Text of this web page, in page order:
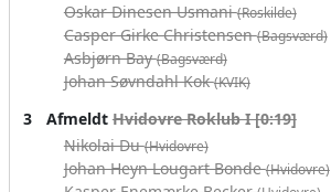
Oskar Dinesen Usmani(Roskilde)
Casper Girke Christensen(Bagsværd)
Asbjørn Bay(Bagsværd)
Johan Søvndahl Kok(KVIK)
3 AfmeldtHvidovre Roklub I [0:19]
Nikolai Du(Hvidovre)
Johan Heyn Lougart Bonde(Hvidovre)